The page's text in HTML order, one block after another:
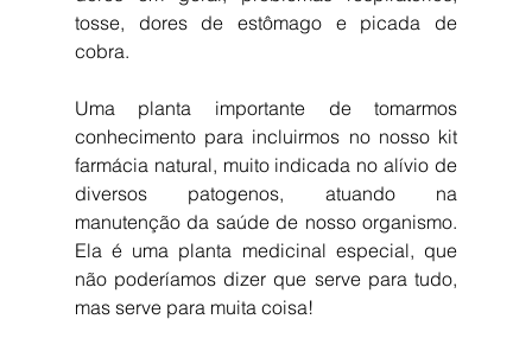
tosse, dores de estômago e picada de
cobra.
Uma planta importante de tomarmos
conhecimento para incluirmos no nosso kit
farmácia natural, muito indicada no alívio de
diversos patogenos, atuando na
manutenção da saúde de nosso organismo.
Ela é uma planta medicinal especial, que
não poderíamos dizer que serve para tudo,
mas serve para muita coisa!